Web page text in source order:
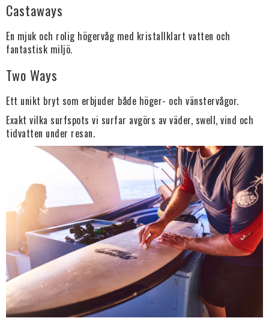
Castaways
En mjuk och rolig högervåg med kristallklart vatten och
fantastisk miljö.
Two Ways
Ett unikt bryt som erbjuder både höger- och vänstervågor.
Exakt vilka surfspots vi surfar avgörs av väder, swell, vind och
tidvatten under resan.